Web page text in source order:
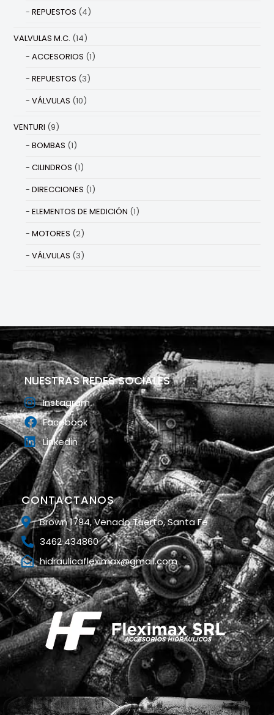
REPUESTOS (4)
VALVULAS M.C. (14)
ACCESORIOS (1)
REPUESTOS (3)
VÁLVULAS (10)
VENTURI (9)
BOMBAS (1)
CILINDROS (1)
DIRECCIONES (1)
ELEMENTOS DE MEDICIÓN (1)
MOTORES (2)
VÁLVULAS (3)
CONTACTANOS
Brown 1794, Venado Tuerto, Santa Fe
3462 434860
hidraulicafleximax@gmail.com
NUESTRAS REDES SOCIALES
Instagram
Facebook
Linkedin